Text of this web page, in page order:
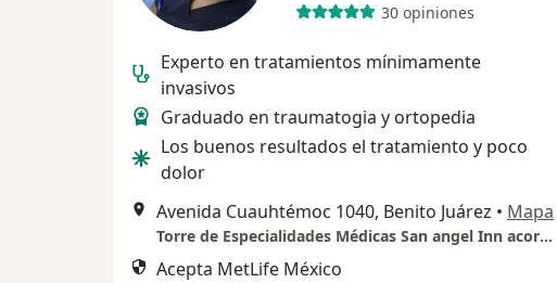
30 opiniones
Experto en tratamientos mínimamente
invasivos
Graduado en traumatogia y ortopedia
Los buenos resultados el tratamiento y poco
dolor
Avenida Cuauhtémoc 1040, Benito Juárez • Mapa
Torre de Especialidades Médicas San angel Inn acora del valle
Acepta MetLife México